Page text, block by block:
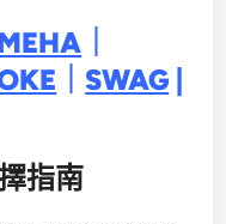
｜SWAG|
指南